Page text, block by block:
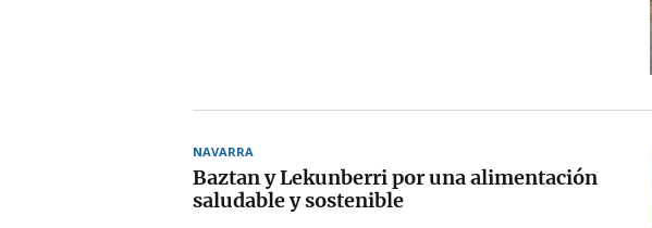
NAVARRA
Baztan y Lekunberri por una alimentación
saludable y sostenible